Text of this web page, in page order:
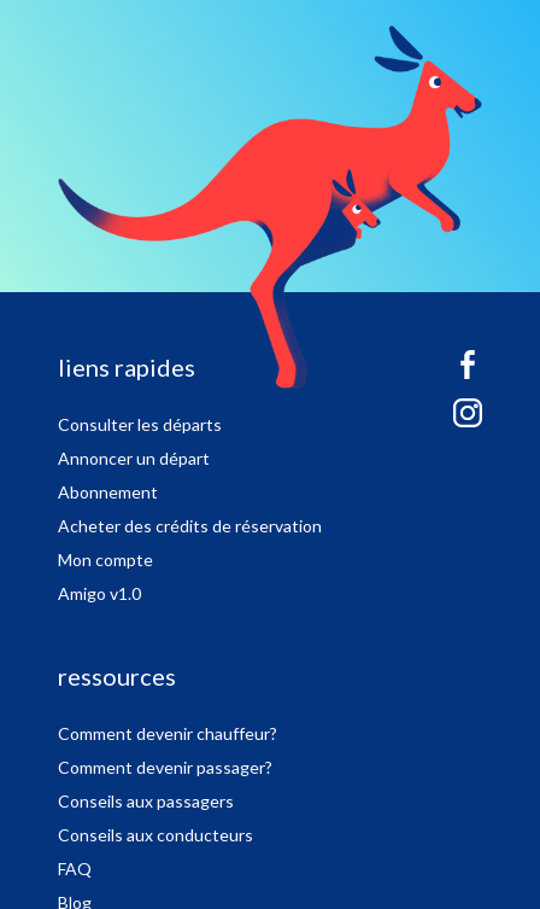
sitemap
liens rapides
Consulter les départs
Annoncer un départ
Abonnement
Acheter des crédits de réservation
Mon compte
Amigo v1.0
ressources
Comment devenir chauffeur?
Comment devenir passager?
Conseils aux passagers
Conseils aux conducteurs
FAQ
Blog